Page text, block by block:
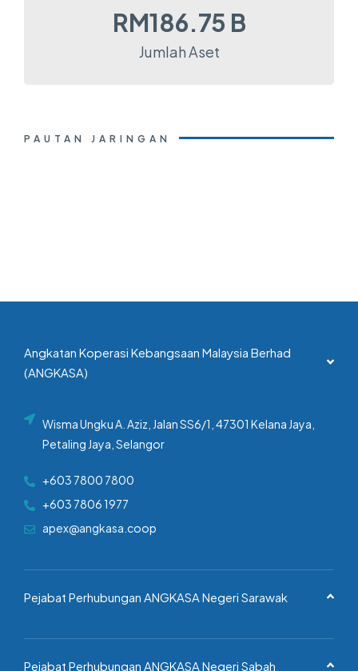
Jumlah Aset
RM186.75 B
PAUTAN JARINGAN
Angkatan Koperasi Kebangsaan Malaysia Berhad
(ANGKASA)
Wisma Ungku A. Aziz, Jalan SS6/1, 47301 Kelana Jaya,
Petaling Jaya, Selangor
+603 7800 7800
+603 7806 1977
apex@angkasa.coop
Pejabat Perhubungan ANGKASA Negeri Sarawak
Pejabat Perhubungan ANGKASA Negeri Sabah